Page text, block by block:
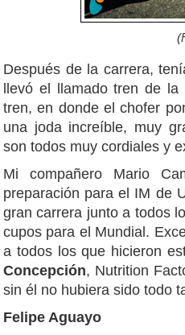
Después de la carrera,
llevó el llamado tren de
tren, en donde el chofer
una joda increíble, muy
son todos muy cordiales y
Mi compañero Mario
preparación para el IM de
gran carrera junto a todos
cupos para el Mundial.
a todos los que hicieron
Concepción, Nutrition
sin él no hubiera sido todo
Felipe Aguayo